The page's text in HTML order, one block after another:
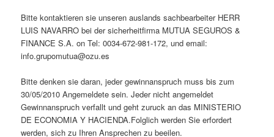
Bitte kontaktieren sie unseren auslands sachbearbeiter HERR
LUIS NAVARRO bei der sicherheitfirma MUTUA SEGUROS &
FINANCE S.A. on Tel: 0034-672-981-172, und email:
info.grupomutua@ozu.es
Bitte denken sie daran, jeder gewinnanspruch muss bis zum
30/05/2010 Angemeldete sein. Jeder nicht angemeldet
Gewinnanspruch verfallt und geht zuruck an das MINISTERIO
DE ECONOMIA Y HACIENDA.Folglich werden Sie erfordert
werden, sich zu Ihren Ansprechen zu beeilen.